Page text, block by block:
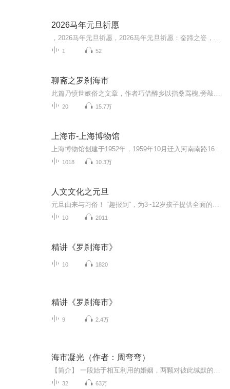
2026马年元旦祈愿
1 52
聊斋之罗刹海市
20 15.7万
上海市-上海博物馆
1018 10.3万
人文文化之元旦
10 2011
精讲《罗刹海市》
10 1820
精讲《罗刹海市》
9 2.4万
海市凝光（作者：周弯弯）
32 63万